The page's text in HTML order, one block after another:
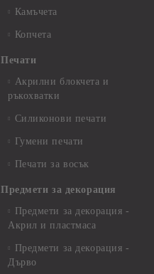
Камъчета
Копчета
Печати
Акрилни блокчета и
ръкохватки
Силиконови печати
Гумени печати
Печати за восък
Предмети за декорация
Предмети за декорация -
Акрил и пластмаса
Предмети за декорация -
Дърво